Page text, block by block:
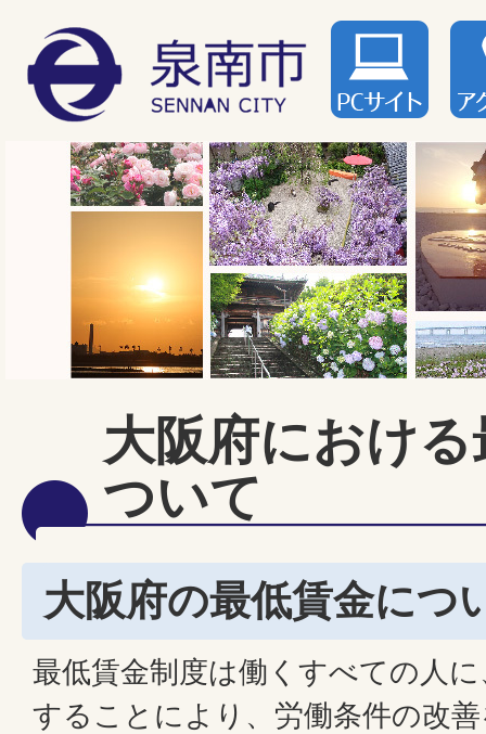
大阪府におけ
ついて
大阪府の最低賃金につ
最低賃金制度は働くすべての人
することにより、労働条件の改